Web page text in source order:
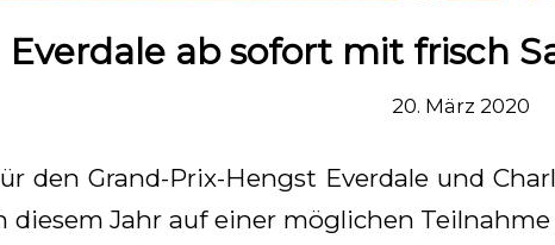
Everdale ab sofort mit frisch
20. März 2020
den Grand-Prix-Hengst Everdale und
diesem Jahr auf einer möglichen